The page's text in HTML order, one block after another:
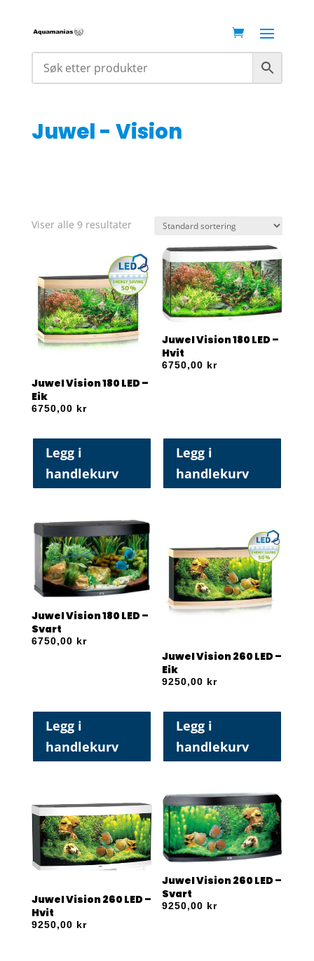
Juwel - Vision
Viser alle 9 resultater
Juwel Vision 180 LED –
Eik
6750,00 kr
Legg i
handlekurv
Juwel Vision 180 LED –
Hvit
6750,00 kr
Legg i
handlekurv
Juwel Vision 180 LED –
Svart
6750,00 kr
Legg i
handlekurv
Juwel Vision 260 LED –
Eik
9250,00 kr
Legg i
handlekurv
Juwel Vision 260 LED –
Hvit
9250,00 kr
Juwel Vision 260 LED –
Svart
9250,00 kr